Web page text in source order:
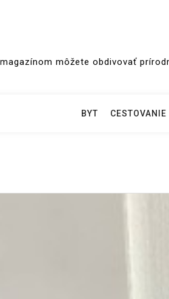
môžete obdivovať
BYT CESTOVANIE